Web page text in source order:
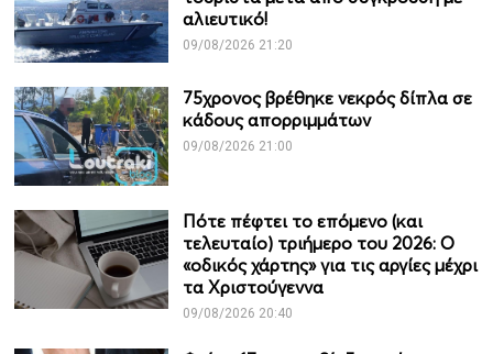
αλιευτικό!
09/08/2026 21:20
75χρονος βρέθηκε νεκρός δίπλα σε
κάδους απορριμμάτων
09/08/2026 21:00
Πότε πέφτει το επόμενο (και
τελευταίο) τριήμερο του 2026: Ο
«οδικός χάρτης» για τις αργίες μέχρι
τα Χριστούγεννα
09/08/2026 20:40